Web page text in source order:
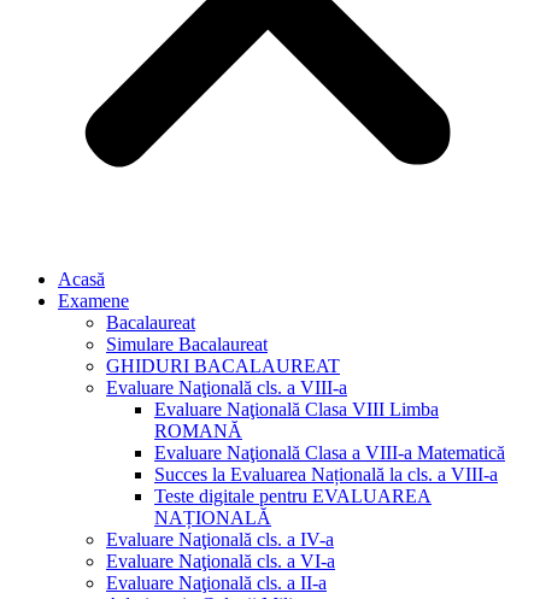
Acasă
Examene
Bacalaureat
Simulare Bacalaureat
GHIDURI BACALAUREAT
Evaluare Naţională cls. a VIII-a
Evaluare Naţională Clasa VIII Limba
ROMANĂ
Evaluare Naţională Clasa a VIII-a Matematică
Succes la Evaluarea Națională la cls. a VIII-a
Teste digitale pentru EVALUAREA
NAȚIONALĂ
Evaluare Naţională cls. a IV-a
Evaluare Naţională cls. a VI-a
Evaluare Naţională cls. a II-a